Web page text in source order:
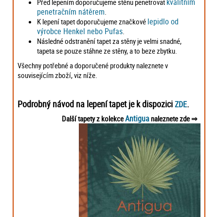
Před lepením doporučujeme stěnu penetrovat
penetračním nátěrem.
K lepení tapet doporučujeme značkové lepidlo od
výrobce Henkel nebo Pufas.
Následné odstranění tapet za stěny je velmi snadné,
tapeta se pouze stáhne ze stěny, a to beze zbytku.
Všechny potřebné a doporučené produkty naleznete v
souvisejícím zboží, viz níže.
Podrobný návod na lepení tapet je k dispoziciZDE.
Další tapety z kolekceAntiguanaleznete zde ⇒